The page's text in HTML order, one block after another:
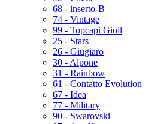
68 - inserto-B
74 - Vintage
99 - Topcapi Gioil
25 - Stars
26 - Giugiaro
30 - Alpone
31 - Rainbow
61 - Contatto Evolution
67 - Idea
77 - Military
90 - Swarovski